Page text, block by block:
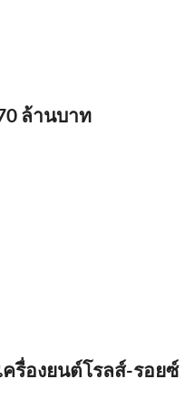
ล้านบาท
รื่องยนต์โรลส์-รอยซ์